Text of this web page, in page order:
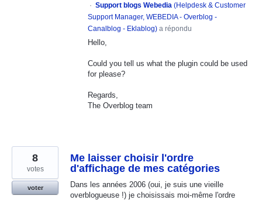
· Support blogs Webedia (Helpdesk & Customer
Support Manager, WEBEDIA - Overblog -
Canalblog - Eklablog) a répondu
Hello,
Could you tell us what the plugin could be used
for please?
Regards,
The Overblog team
Me laisser choisir l'ordre
d'affichage de mes catégories
Dans les années 2006 (oui, je suis une vieille
overblogueuse !) je choisissais moi-même l'ordre
8
votes
voter